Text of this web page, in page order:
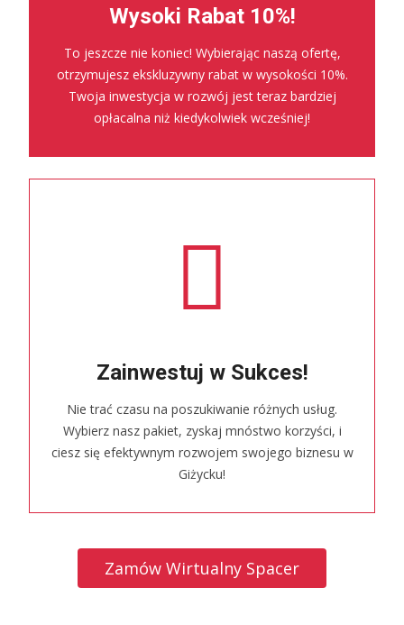
Wysoki Rabat 10%!
To jeszcze nie koniec! Wybierając naszą ofertę,
otrzymujesz ekskluzywny rabat w wysokości 10%.
Twoja inwestycja w rozwój jest teraz bardziej
opłacalna niż kiedykolwiek wcześniej!
Zainwestuj w Sukces!
Nie trać czasu na poszukiwanie różnych usług.
Wybierz nasz pakiet, zyskaj mnóstwo korzyści, i
ciesz się efektywnym rozwojem swojego biznesu w
Giżycku!
Zamów Wirtualny Spacer